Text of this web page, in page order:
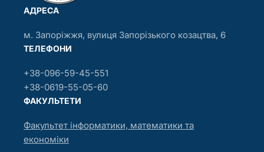
АДРЕСА
м. Запоріжжя, вулиця Запорізького козацтва, 6
ТЕЛЕФОНИ
+38-096-59-45-551
+38-0619-55-05-60
ФАКУЛЬТЕТИ
Факультет інформатики, математики та
економіки